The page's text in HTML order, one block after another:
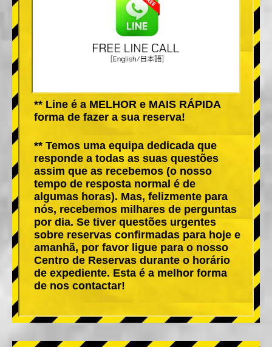
** Line é a MELHOR e MAIS RÁPIDA
forma de fazer a sua reserva!
** Temos uma equipa dedicada que
responde a todas as suas questões
assim que as recebemos (o nosso
tempo de resposta normal é de
algumas horas). Mas, felizmente para
nós, recebemos milhares de perguntas
por dia. Se tiver questões urgentes
sobre reservas confirmadas para hoje e
amanhã, por favor ligue para o nosso
Centro de Reservas durante o horário
de expediente. Esta é a melhor forma
de nos contactar!